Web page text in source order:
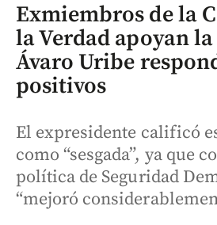
Exmiembros de la
la Verdad apoyan
Ávaro Uribe
positivos
El expresidente calificó
como “sesgada”, ya que
política de Seguridad
“mejoró